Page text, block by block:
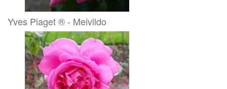
Yves Piaget ® - Meivildo